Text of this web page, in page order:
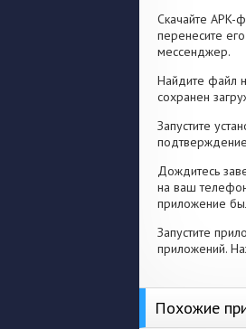
Скачайте APK-
перенесите
мессенджер.
Найдите файл
сохранен
Запустите
Дождитесь
на ваш
приложение
Запустите
приложений.
Похожие